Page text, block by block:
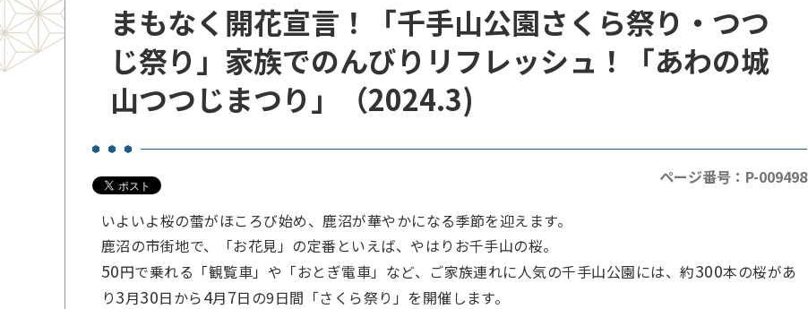
まもなく開花宣言！「千手山公園さくら祭り・つつ
じ祭り」家族でのんびりリフレッシュ！「あわの城
山つつじまつり」（2024.3)
ページ番号：P-009498
いよいよ桜の蕾がほころび始め、鹿沼が華やかになる季節を迎えます。
鹿沼の市街地で、「お花見」の定番といえば、やはりお千手山の桜。
50円で乗れる「観覧車」や「おとぎ電車」など、ご家族連れに人気の千手山公園には、約300本の桜があ
り3月30日から4月7日の9日間「さくら祭り」を開催します。